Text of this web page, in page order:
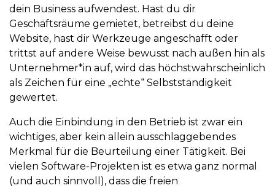
dein Business aufwendest. Hast du dir
Geschäftsräume gemietet, betreibst du deine
Website, hast dir Werkzeuge angeschafft oder
trittst auf andere Weise bewusst nach außen hin als
Unternehmer*in auf, wird das höchstwahrscheinlich
als Zeichen für eine „echte“ Selbstständigkeit
gewertet.
Auch die Einbindung in den Betrieb ist zwar ein
wichtiges, aber kein allein ausschlaggebendes
Merkmal für die Beurteilung einer Tätigkeit. Bei
vielen Software-Projekten ist es etwa ganz normal
(und auch sinnvoll), dass die freien